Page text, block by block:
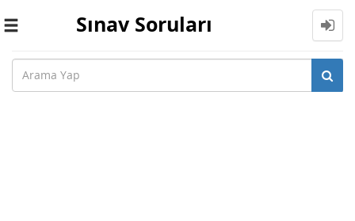
Toggle
Sınav Soruları